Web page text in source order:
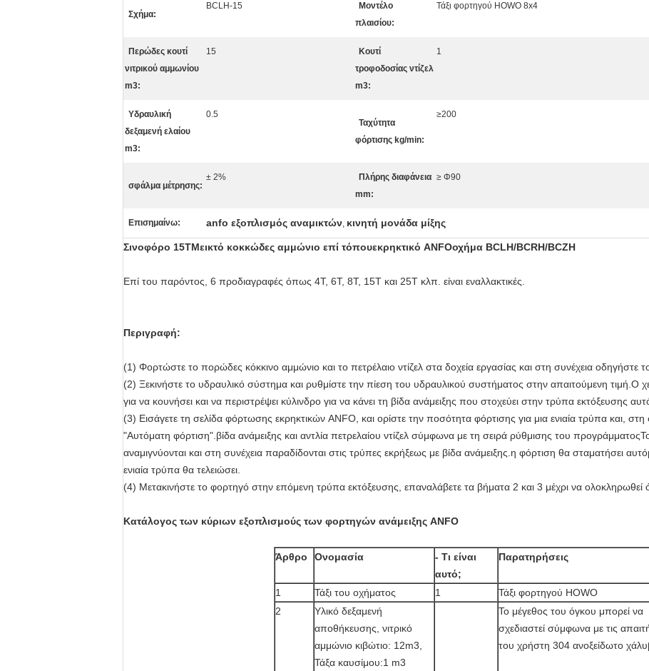
Σχήμα:
BCLH-15
Μοντέλο
πλαισίου:
Τάξι φορτηγού HOWO 8x4
Περώδες κουτί
νιτρικού αμμωνίου
m3:
15
Κουτί
τροφοδοσίας ντίζελ
m3:
1
Υδραυλική
δεξαμενή ελαίου
m3:
0.5
Ταχύτητα
φόρτισης kg/min:
≥200
σφάλμα μέτρησης:
± 2%
Πλήρης διαφάνεια
mm:
≥ Φ90
Επισημαίνω: anfo εξοπλισμός αναμικτών, κινητή μονάδα μίξης
Σινοφόρο 15ΤΜεικτό κοκκώδες αμμώνιο επί τόπουεκρηκτικό ANFOοχήμα BCLH/BCRH/BCZH
Επί του παρόντος, 6 προδιαγραφές όπως 4T, 6T, 8T, 15T και 25T κλπ. είναι εναλλακτικές.
Περιγραφή:
(1) Φορτώστε το πορώδες κόκκινο αμμώνιο και το πετρέλαιο ντίζελ στα δοχεία εργασίας και στη συνέχεια οδηγήστε
(2) Ξεκινήστε το υδραυλικό σύστημα και ρυθμίστε την πίεση του υδραυλικού συστήματος στην απαιτούμενη τιμή.Ο
για να κουνήσει και να περιστρέψει κύλινδρο για να κάνει τη βίδα ανάμειξης που στοχεύει στην τρύπα εκτόξευσης
(3) Εισάγετε τη σελίδα φόρτωσης εκρηκτικών ANFO, και ορίστε την ποσότητα φόρτισης για μια ενιαία τρύπα και, στη
"Αυτόματη φόρτιση".βίδα ανάμειξης και αντλία πετρελαίου ντίζελ σύμφωνα με τη σειρά ρύθμισης του
αναμιγνύονται και στη συνέχεια παραδίδονται στις τρύπες εκρήξεως με βίδα ανάμειξης.η φόρτιση θα σταματήσει
ενιαία τρύπα θα τελειώσει.
(4) Μετακινήστε το φορτηγό στην επόμενη τρύπα εκτόξευσης, επαναλάβετε τα βήματα 2 και 3 μέχρι να ολοκληρωθεί
Κατάλογος των κύριων εξοπλισμούς των φορτηγών ανάμειξης ANFO
Άρθρο Ονομασία
- Τι είναι
αυτό;
Παρατηρήσεις
1 Τάξι του οχήματος 1
Τάξι φορτηγού HOWO
2
Υλικό δεξαμενή
αποθήκευσης, νιτρικό
αμμώνιο κιβώτιο: 12m3,
Τάξα καυσίμου:1 m3
Το μέγεθος του όγκου μπορεί να
σχεδιαστεί σύμφωνα με τις
του χρήστη 304 ανοξείδωτο